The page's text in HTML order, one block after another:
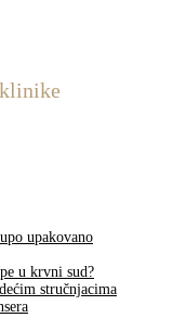
upakovano
u krvni sud?
stručnjacima